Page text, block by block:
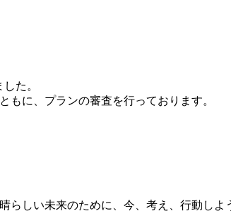
た。
に、プランの審査を行っております。
らしい未来のために、今、考え、行動しよ